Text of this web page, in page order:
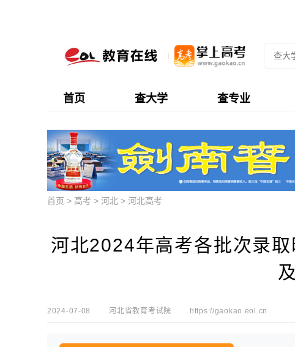
首页 查大学 查专业
首页 > 高考 > 河北 > 河北高考
河北2024年高考各批次录
2024-07-08 河北省教育考试院 https://gaokao.eol.cn